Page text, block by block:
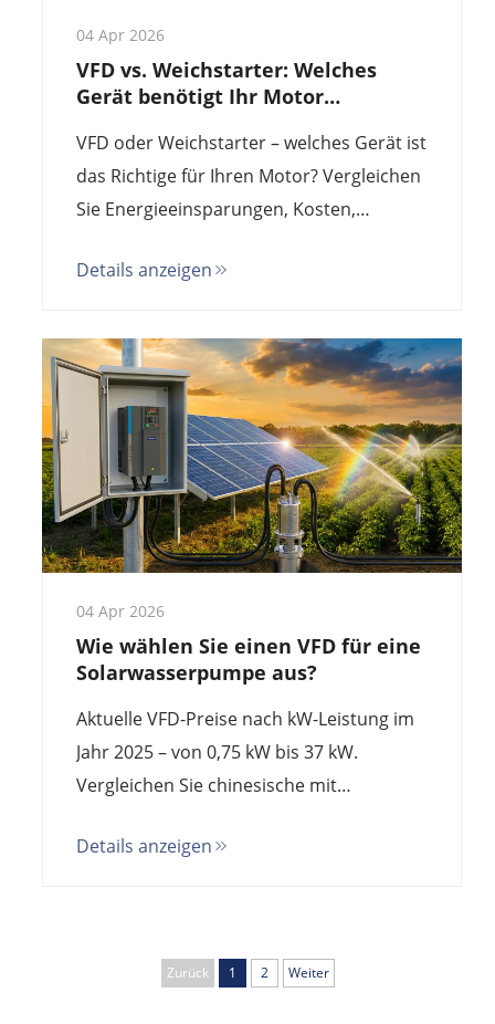
04 Apr 2026
VFD vs. Weichstarter: Welches
Gerät benötigt Ihr Motor
VFD oder Weichstarter – welches Gerät ist
das Richtige für Ihren Motor? Vergleichen
Sie Energieeinsparungen, Kosten,
Gesamtbetriebskosten über fünf Jahre
bevor Sie kaufen.
Details anzeigen
04 Apr 2026
Wie wählen Sie einen VFD für eine
Solarwasserpumpe aus?
Aktuelle VFD-Preise nach kW-Leistung im
Jahr 2025 – von 0,75 kW bis 37 kW.
Vergleichen Sie chinesische mit
versteckte Kosten und berechnen Sie die
Details anzeigen
Zurück 1 2 Weiter